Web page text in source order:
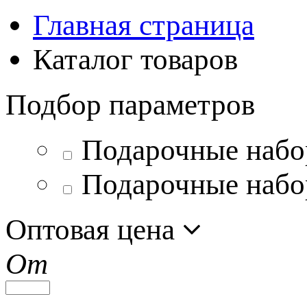
Главная страница
Каталог товаров
Подбор параметров
Подарочные
Подарочные
Оптовая цена
От